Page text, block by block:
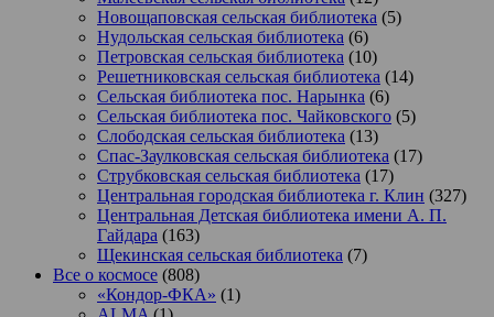
Новощаповская сельская библиотека (5)
Нудольская сельская библиотека (6)
Петровская сельская библиотека (10)
Решетниковская сельская библиотека (14)
Сельская библиотека пос. Нарынка (6)
Сельская библиотека пос. Чайковского (5)
Слободская сельская библиотека (13)
Спас-Заулковская сельская библиотека (17)
Струбковская сельская библиотека (17)
Центральная городская библиотека г. Клин (327)
Центральная Детская библиотека имени А. П.
Гайдара (163)
Щекинская сельская библиотека (7)
Все о космосе (808)
«Кондор-ФКА» (1)